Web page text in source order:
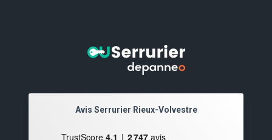
Avis Serrurier Rieux-Volvestre